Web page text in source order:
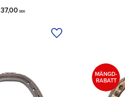
37,00 SEK
Tilføj til ønskeliste
MÄNGD-
RABATT